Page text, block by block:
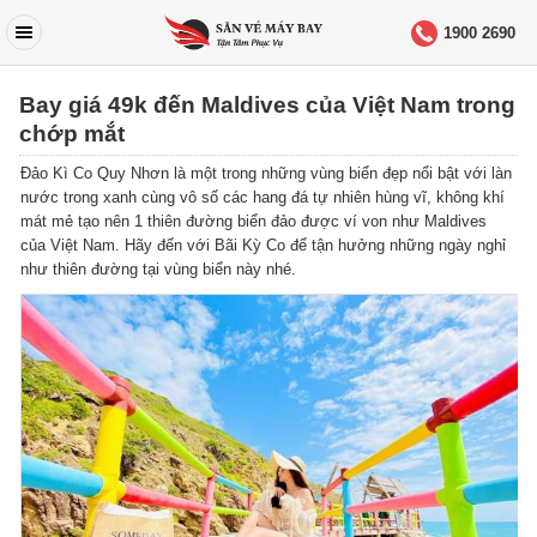
1900 2690
Bay giá 49k đến Maldives của Việt Nam trong
chớp mắt
Đảo Kì Co Quy Nhơn là một trong những vùng biển đẹp nổi bật với làn
nước trong xanh cùng vô số các hang đá tự nhiên hùng vĩ, không khí
mát mẻ tạo nên 1 thiên đường biển đảo được ví von như Maldives
của Việt Nam. Hãy đến với Bãi Kỳ Co để tận hưởng những ngày nghỉ
như thiên đường tại vùng biển này nhé.